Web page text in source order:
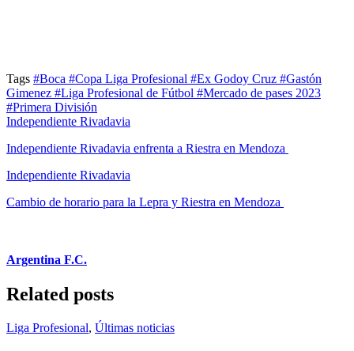
Tags #Boca #Copa Liga Profesional #Ex Godoy Cruz #Gastón
Gimenez #Liga Profesional de Fútbol #Mercado de pases 2023
#Primera División
Independiente Rivadavia
Independiente Rivadavia enfrenta a Riestra en Mendoza
Independiente Rivadavia
Cambio de horario para la Lepra y Riestra en Mendoza
Argentina F.C.
Related posts
Liga Profesional, Últimas noticias